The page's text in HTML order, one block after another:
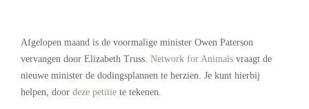
Afgelopen maand is de voormalige minister Owen Paterson
vervangen door Elizabeth Truss. Network for Animals vraagt de
nieuwe minister de dodingsplannen te herzien. Je kunt hierbij
helpen, door deze petitie te tekenen.